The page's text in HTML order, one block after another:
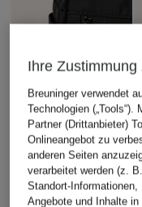
Ihre Zustimmung
Breuninger verwendet
Technologien
Partner (Drittanbieter)
Onlineangebot zu
anderen Seiten
verarbeitet werden (z.
Standort-
Angebote und Inhalte